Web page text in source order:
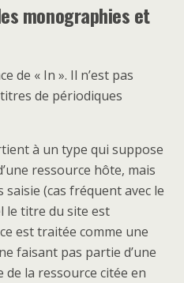
monographies et
de « In ». Il n’est pas
de périodiques
à un type qui suppose
ressource hôte, mais
saisie (cas fréquent avec le
le titre du site est
est traitée comme une
faisant pas partie d’une
de la ressource citée en